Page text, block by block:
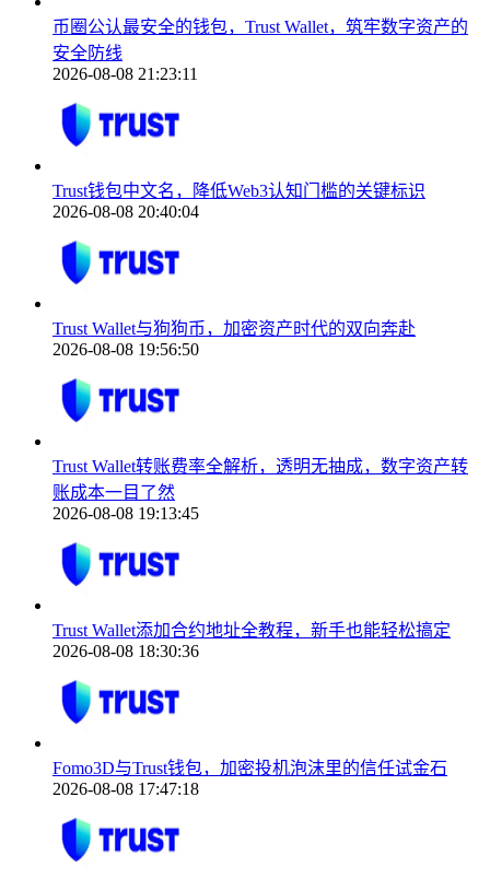
币圈公认最安全的钱包，Trust Wallet，筑牢数字资产的
安全防线
2026-08-08 21:23:11
Trust钱包中文名，降低Web3认知门槛的关键标识
2026-08-08 20:40:04
Trust Wallet与狗狗币，加密资产时代的双向奔赴
2026-08-08 19:56:50
Trust Wallet转账费率全解析，透明无抽成，数字资产转
账成本一目了然
2026-08-08 19:13:45
Trust Wallet添加合约地址全教程，新手也能轻松搞定
2026-08-08 18:30:36
Fomo3D与Trust钱包，加密投机泡沫里的信任试金石
2026-08-08 17:47:18